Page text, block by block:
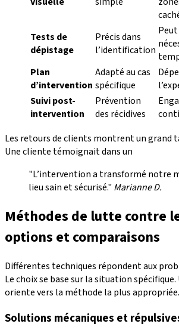
Tests de
dépistage
Précis dans
l’identification
Peut
Plan
d’intervention
Adapté au cas
spécifique
Suivi post-
intervention
Prévention
des récidives
Les retours de clients montrent un grand
Une cliente témoignait dans un
"L’intervention a transformé notre
lieu sain et sécurisé." Marianne D.
Méthodes de lutte contre
options et comparaisons
Différentes techniques répondent aux
Le choix se base sur la situation spécifique.
oriente vers la méthode la plus appropriée.
Solutions mécaniques et